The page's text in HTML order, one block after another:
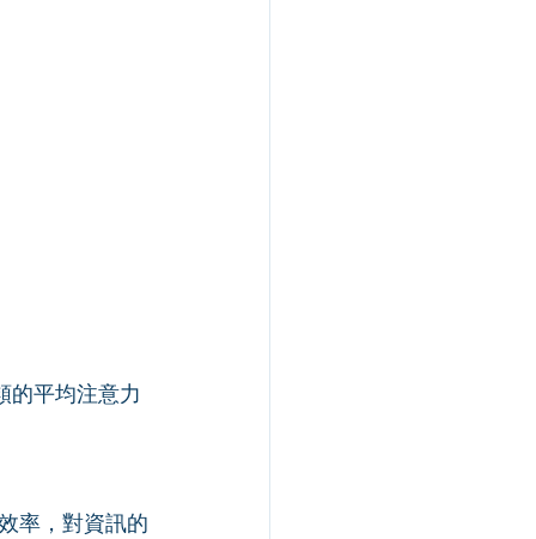
的平均注意力
率，對資訊的